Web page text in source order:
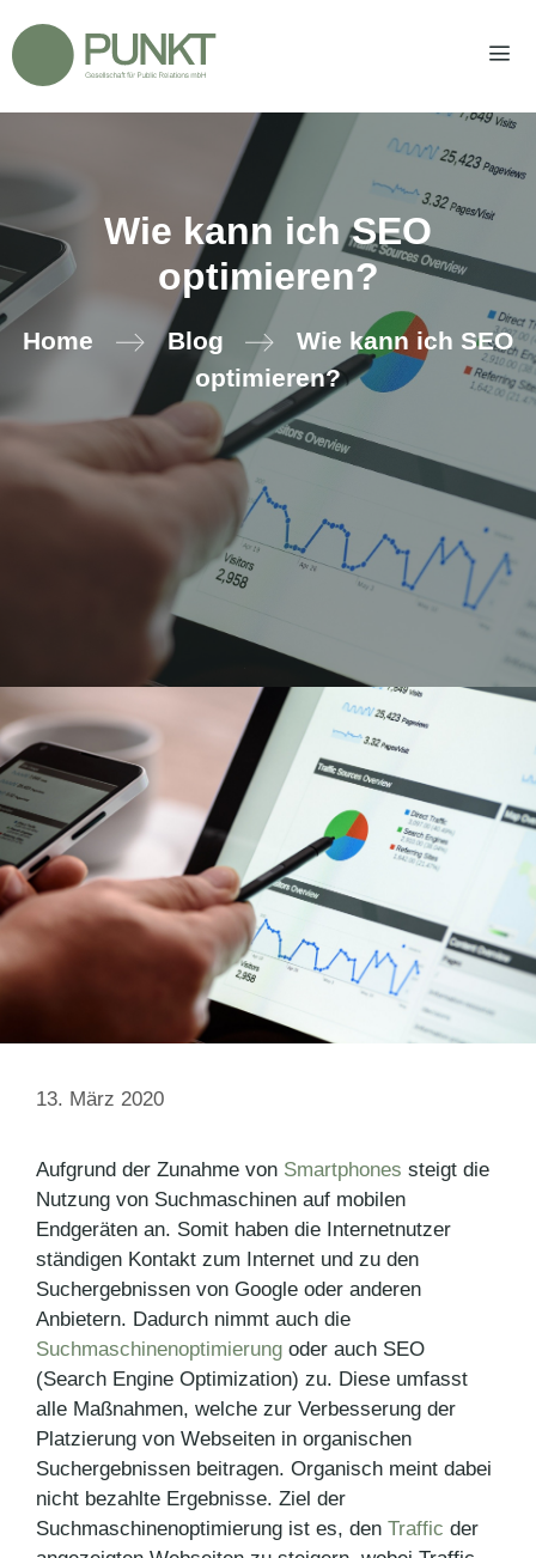
Inhalt
springen
Wie kann ich SEO
optimieren?
Home Blog
Wie kann ich SEO
optimieren?
13. März 2020
Aufgrund der Zunahme von Smartphones steigt die
Nutzung von Suchmaschinen auf mobilen
Endgeräten an. Somit haben die Internetnutzer
ständigen Kontakt zum Internet und zu den
Suchergebnissen von Google oder anderen
Anbietern. Dadurch nimmt auch die
Suchmaschinenoptimierung oder auch SEO
(Search Engine Optimization) zu. Diese umfasst
alle Maßnahmen, welche zur Verbesserung der
Platzierung von Webseiten in organischen
Suchergebnissen beitragen. Organisch meint dabei
nicht bezahlte Ergebnisse. Ziel der
Suchmaschinenoptimierung ist es, den Traffic der